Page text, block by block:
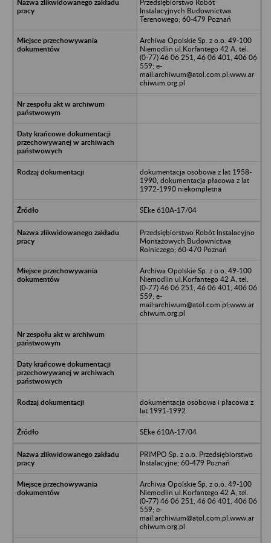
Przedsiębiorstwo Robót
Instalacyjnych Budownictwa
Terenowego; 60-479 Poznań
Archiwa Opolskie Sp. z o.o. 49-100
Niemodlin ul.Korfantego 42 A, tel.
(0-77) 46 06 251, 46 06 401, 406 06
559; e-
mail:archiwum@atol.com.pl;www.ar
chiwum.org.pl
dokumentacja osobowa z lat 1958-
1990, dokumentacja płacowa z lat
1972-1990 niekompletna
SEke 610A-17/04
Przedsiębiorstwo Robót Instalacyjno
Montażowych Budownictwa
Rolniczego; 60-470 Poznań
Archiwa Opolskie Sp. z o.o. 49-100
Niemodlin ul.Korfantego 42 A, tel.
(0-77) 46 06 251, 46 06 401, 406 06
559; e-
mail:archiwum@atol.com.pl;www.ar
chiwum.org.pl
dokumentacja osobowa i płacowa z
lat 1991-1992
SEke 610A-17/04
PRIMPO Sp. z o.o. Przedsiębiorstwo
Instalacyjne; 60-479 Poznań
Archiwa Opolskie Sp. z o.o. 49-100
Niemodlin ul.Korfantego 42 A, tel.
(0-77) 46 06 251, 46 06 401, 406 06
559; e-
mail:archiwum@atol.com.pl;www.ar
chiwum.org.pl